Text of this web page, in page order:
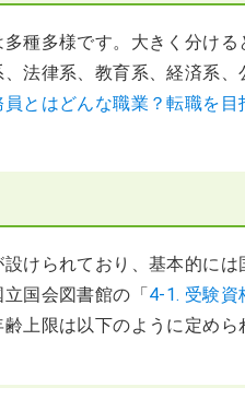
種多様です。大きく分け
法律系、教育系、経済系、
員とはどんな職業？転職を目
けられており、基本的に
国会図書館の「4-1. 受験資
上限は以下のように定めら